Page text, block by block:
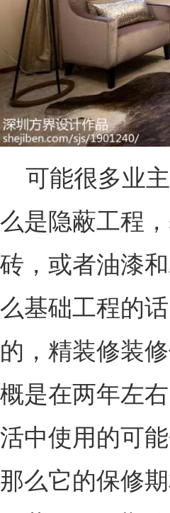
可能很多业主
么是隐蔽工程
砖，或者油漆
么基础工程的
的，精装修装
概是在两年左
活中使用的可
那么它的保修